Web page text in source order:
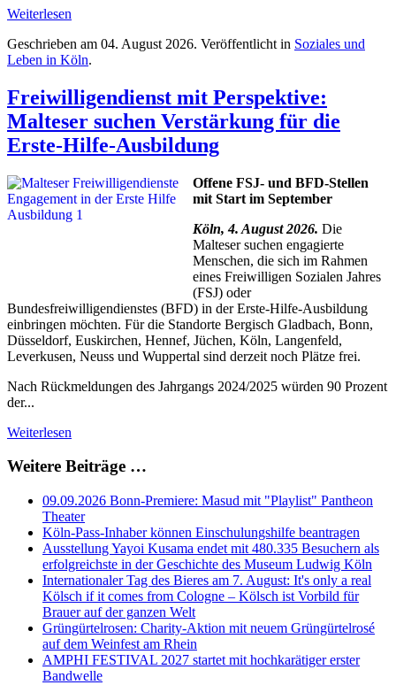
Weiterlesen
Geschrieben am 04. August 2026. Veröffentlicht in Soziales und
Leben in Köln.
Freiwilligendienst mit Perspektive:
Malteser suchen Verstärkung für die
Erste-Hilfe-Ausbildung
Offene FSJ- und BFD-Stellen
mit Start im September
Köln, 4. August 2026. Die
Malteser suchen engagierte
Menschen, die sich im Rahmen
eines Freiwilligen Sozialen Jahres
(FSJ) oder
Bundesfreiwilligendienstes (BFD) in der Erste-Hilfe-Ausbildung
einbringen möchten. Für die Standorte Bergisch Gladbach, Bonn,
Düsseldorf, Euskirchen, Hennef, Jüchen, Köln, Langenfeld,
Leverkusen, Neuss und Wuppertal sind derzeit noch Plätze frei.
Nach Rückmeldungen des Jahrgangs 2024/2025 würden 90 Prozent
der...
Weiterlesen
Weitere Beiträge …
09.09.2026 Bonn-Premiere: Masud mit "Playlist" Pantheon
Theater
Köln-Pass-Inhaber können Einschulungshilfe beantragen
Ausstellung Yayoi Kusama endet mit 480.335 Besuchern als
erfolgreichste in der Geschichte des Museum Ludwig Köln
Internationaler Tag des Bieres am 7. August: It's only a real
Kölsch if it comes from Cologne – Kölsch ist Vorbild für
Brauer auf der ganzen Welt
Grüngürtelrosen: Charity-Aktion mit neuem Grüngürtelrosé
auf dem Weinfest am Rhein
AMPHI FESTIVAL 2027 startet mit hochkarätiger erster
Bandwelle